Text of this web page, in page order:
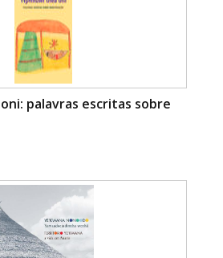
palavras escritas sobre